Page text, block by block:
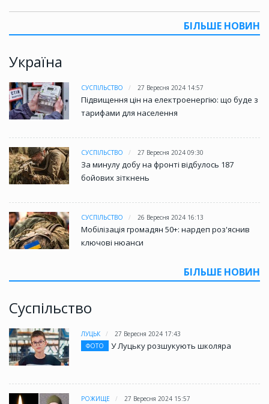
БІЛЬШЕ НОВИН
Україна
СУСПІЛЬСТВО 27 Вересня 2024 14:57
Підвищення цін на електроенергію: що буде з
тарифами для населення
СУСПІЛЬСТВО 27 Вересня 2024 09:30
За минулу добу на фронті відбулось 187
бойових зіткнень
СУСПІЛЬСТВО 26 Вересня 2024 16:13
Мобілізація громадян 50+: нардеп роз'яснив
ключові нюанси
БІЛЬШЕ НОВИН
Суспільство
ЛУЦЬК
27 Вересня 2024 17:43
ФОТО
У Луцьку розшукують школяра
РОЖИЩЕ 27 Вересня 2024 15:57